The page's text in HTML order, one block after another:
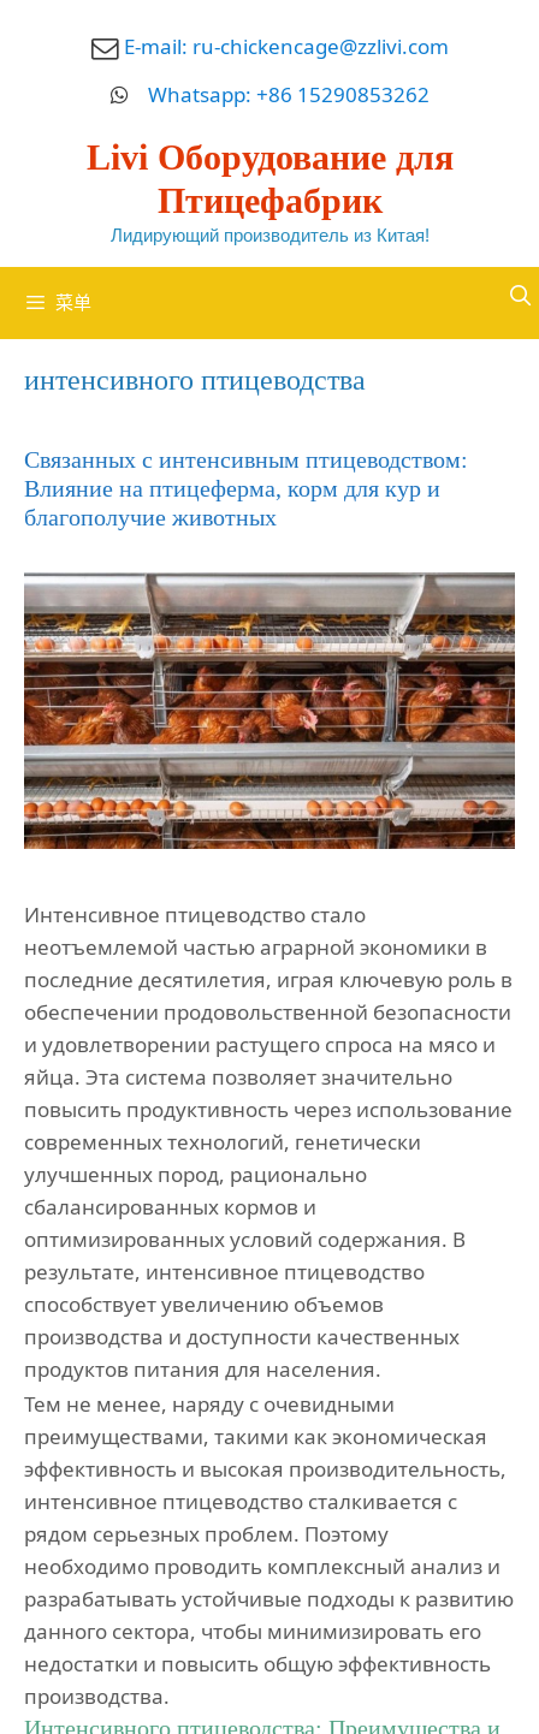
E-mail: ru-chickencage@zzlivi.com
Whatsapp: +86 15290853262
Livi Оборудование для
Птицефабрик
Лидирующий производитель из Китая!
菜单
интенсивного птицеводства
Связанных с интенсивным птицеводством:
Влияние на птицеферма, корм для кур и
благополучие животных
Интенсивное птицеводство стало
неотъемлемой частью аграрной экономики в
последние десятилетия, играя ключевую роль в
обеспечении продовольственной безопасности
и удовлетворении растущего спроса на мясо и
яйца. Эта система позволяет значительно
повысить продуктивность через использование
современных технологий, генетически
улучшенных пород, рационально
сбалансированных кормов и
оптимизированных условий содержания. В
результате, интенсивное птицеводство
способствует увеличению объемов
производства и доступности качественных
продуктов питания для населения.
Тем не менее, наряду с очевидными
преимуществами, такими как экономическая
эффективность и высокая производительность,
интенсивное птицеводство сталкивается с
рядом серьезных проблем. Поэтому
необходимо проводить комплексный анализ и
разрабатывать устойчивые подходы к развитию
данного сектора, чтобы минимизировать его
недостатки и повысить общую эффективность
производства.
Интенсивного птицеводства: Преимущества и